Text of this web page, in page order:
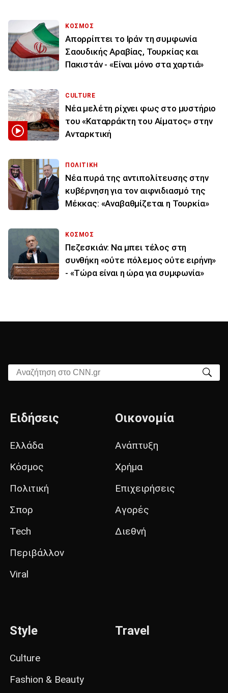
ΚΟΣΜΟΣ
Απορρίπτει το Ιράν τη συμφωνία
Σαουδικής Αραβίας, Τουρκίας και
Πακιστάν - «Είναι μόνο στα χαρτιά»
CULTURE
Νέα μελέτη ρίχνει φως στο μυστήριο
του «Καταρράκτη του Αίματος» στην
Ανταρκτική
ΠΟΛΙΤΙΚΗ
Νέα πυρά της αντιπολίτευσης στην
κυβέρνηση για τον αιφνιδιασμό της
Μέκκας: «Αναβαθμίζεται η Τουρκία»
ΚΟΣΜΟΣ
Πεζεσκιάν: Να μπει τέλος στη
συνθήκη «ούτε πόλεμος ούτε ειρήνη»
- «Τώρα είναι η ώρα για συμφωνία»
Αναζήτηση στο CNN.gr
Ειδήσεις
Ελλάδα
Κόσμος
Πολιτική
Σπορ
Tech
Περιβάλλον
Viral
Οικονομία
Ανάπτυξη
Χρήμα
Επιχειρήσεις
Αγορές
Διεθνή
Style
Culture
Fashion & Beauty
Travel